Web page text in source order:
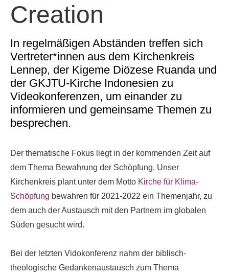
Creation
In regelmäßigen Abständen treffen sich
Vertreter*innen aus dem Kirchenkreis
Lennep, der Kigeme Diözese Ruanda und
der GKJTU-Kirche Indonesien zu
Videokonferenzen, um einander zu
informieren und gemeinsame Themen zu
besprechen.
Der thematische Fokus liegt in der kommenden Zeit auf
dem Thema Bewahrung der Schöpfung. Unser
Kirchenkreis plant unter dem Motto Kirche für Klima-
Schöpfung bewahren für 2021-2022 ein Themenjahr, zu
dem auch der Austausch mit den Partnern im globalen
Süden gesucht wird.
Bei der letzten Vidokonferenz nahm der biblisch-
theologische Gedankenaustausch zum Thema